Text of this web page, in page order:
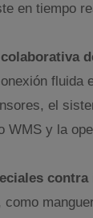
en tiempo
fluida
el
WMS y la
como